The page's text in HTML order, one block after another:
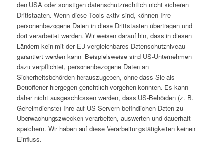
den USA oder sonstigen datenschutzrechtlich nicht sicheren
Drittstaaten. Wenn diese Tools aktiv sind, können Ihre
personenbezogene Daten in diese Drittstaaten übertragen und
dort verarbeitet werden. Wir weisen darauf hin, dass in diesen
Ländern kein mit der EU vergleichbares Datenschutzniveau
garantiert werden kann. Beispielsweise sind US-Unternehmen
dazu verpflichtet, personenbezogene Daten an
Sicherheitsbehörden herauszugeben, ohne dass Sie als
Betroffener hiergegen gerichtlich vorgehen könnten. Es kann
daher nicht ausgeschlossen werden, dass US-Behörden (z. B.
Geheimdienste) Ihre auf US-Servern befindlichen Daten zu
Überwachungszwecken verarbeiten, auswerten und dauerhaft
speichern. Wir haben auf diese Verarbeitungstätigkeiten keinen
Einfluss.